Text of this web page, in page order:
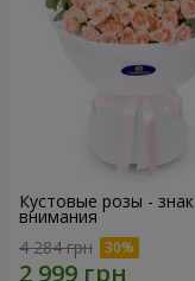
Кустовые розы - знак
внимания
4 284 грн